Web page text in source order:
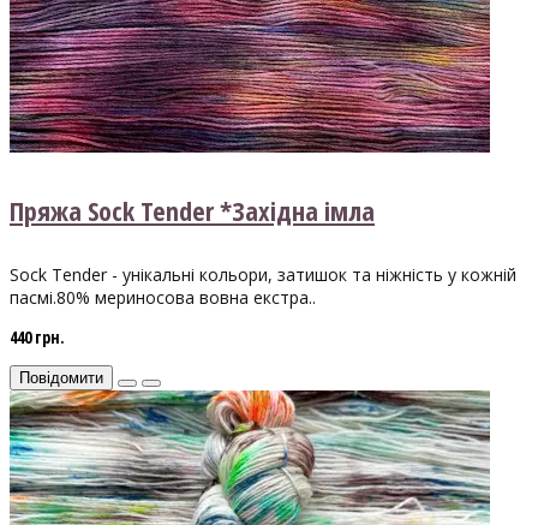
Пряжа Sock Tender *Західна імла
Sock Tender - унікальні кольори, затишок та ніжність у кожній
пасмі.80% мериносова вовна екстра..
440 грн.
Повідомити